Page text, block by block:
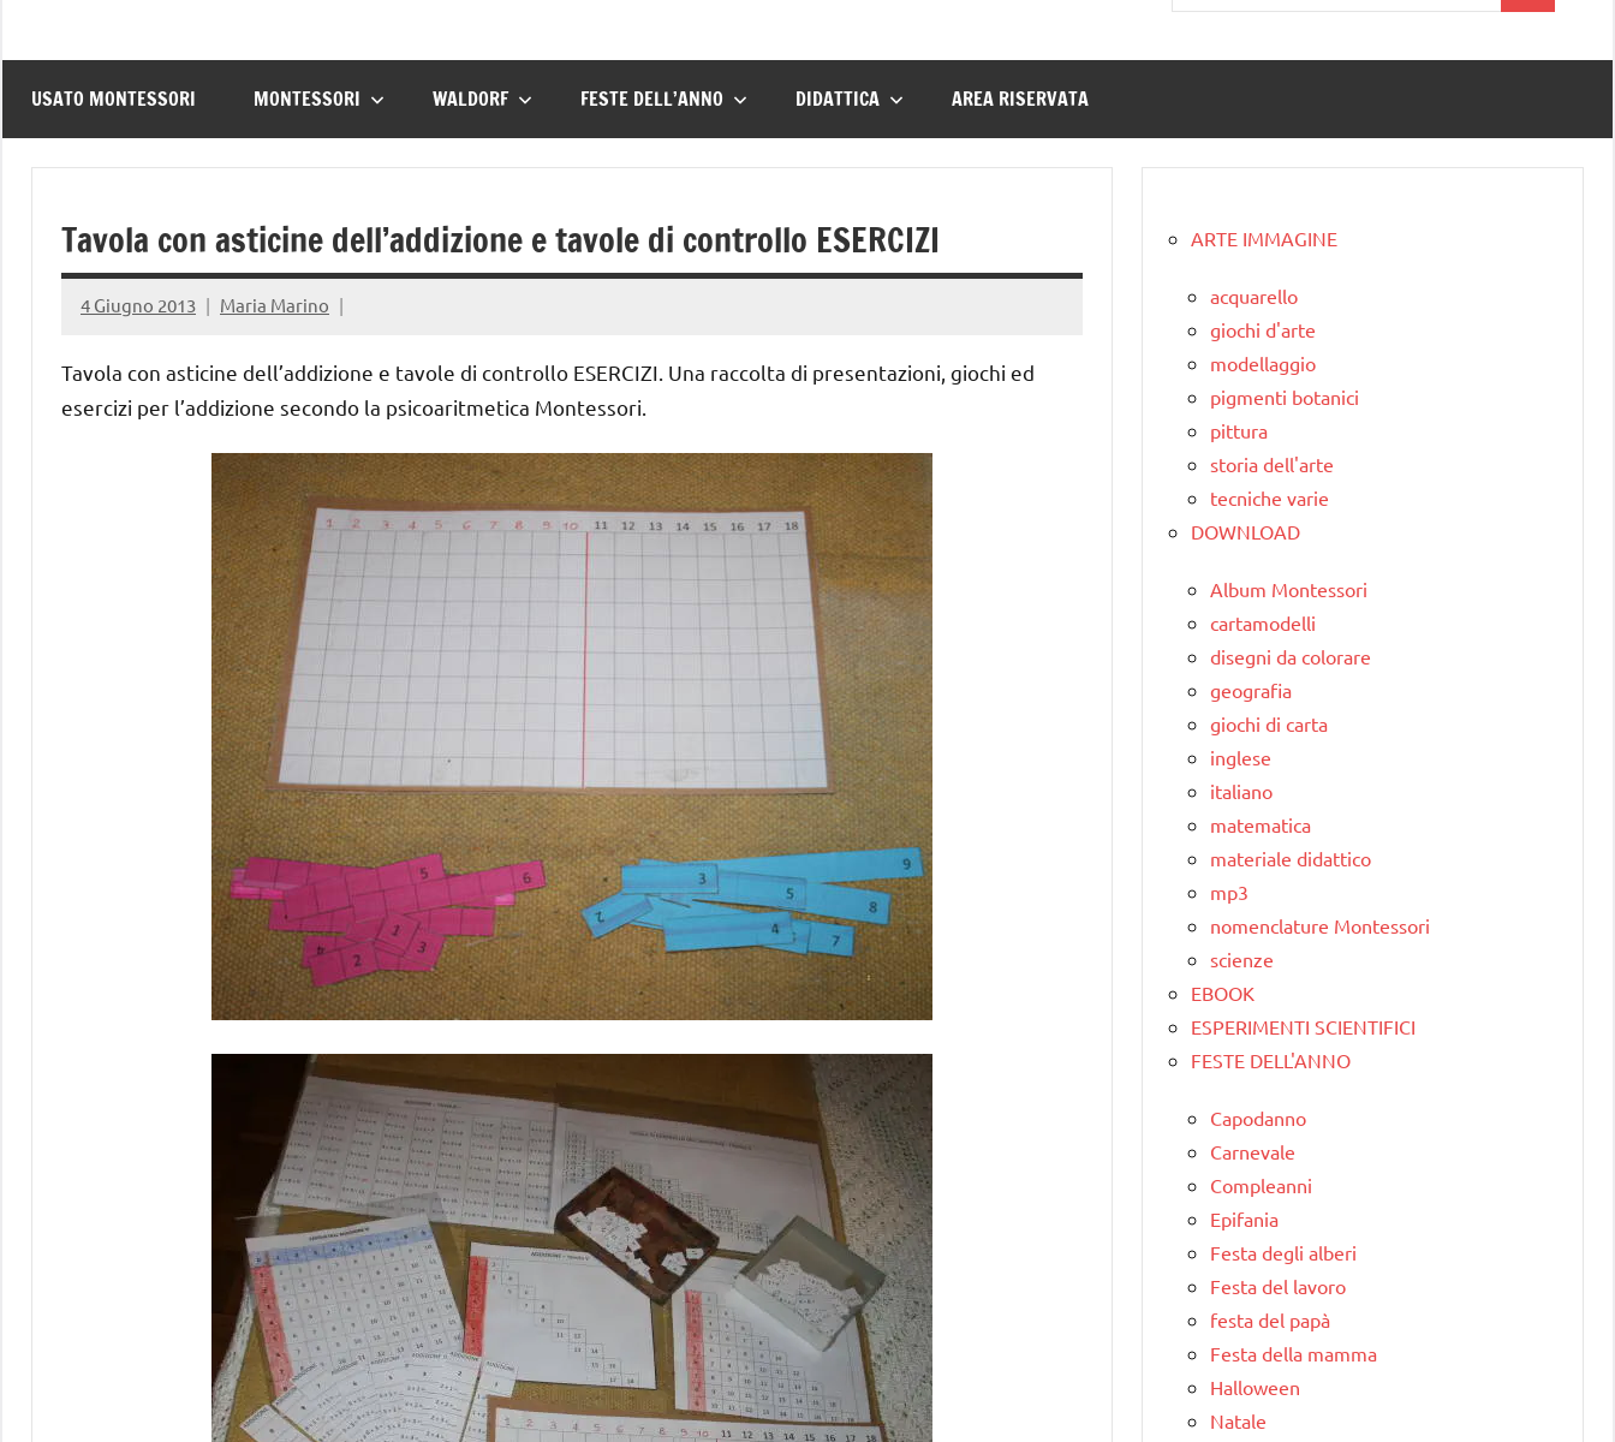
per:
USATO MONTESSORI MONTESSORI WALDORF FESTE DELL’ANNO DIDATTICA AREA RISERVATA
Tavola con asticine dell’addizione e tavole di controllo ESERCIZI
4 Giugno 2013 Maria Marino
Tavola con asticine dell’addizione e tavole di controllo ESERCIZI. Una raccolta di presentazioni, giochi ed
esercizi per l’addizione secondo la psicoaritmetica Montessori.
ARTE IMMAGINE
acquarello
giochi d'arte
modellaggio
pigmenti botanici
pittura
storia dell'arte
tecniche varie
DOWNLOAD
Album Montessori
cartamodelli
disegni da colorare
geografia
giochi di carta
inglese
italiano
matematica
materiale didattico
mp3
nomenclature Montessori
scienze
EBOOK
ESPERIMENTI SCIENTIFICI
FESTE DELL'ANNO
Capodanno
Carnevale
Compleanni
Epifania
Festa degli alberi
Festa del lavoro
festa del papà
Festa della mamma
Halloween
Natale